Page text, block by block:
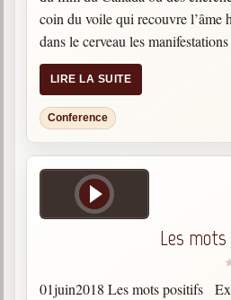
coin du voile qui recouvre l’âme
dans le cerveau les
spirituelle à l’aide des
Categories:…
LIRE LA SUITE
Conference
Les
01juin2018 Les mots positifs